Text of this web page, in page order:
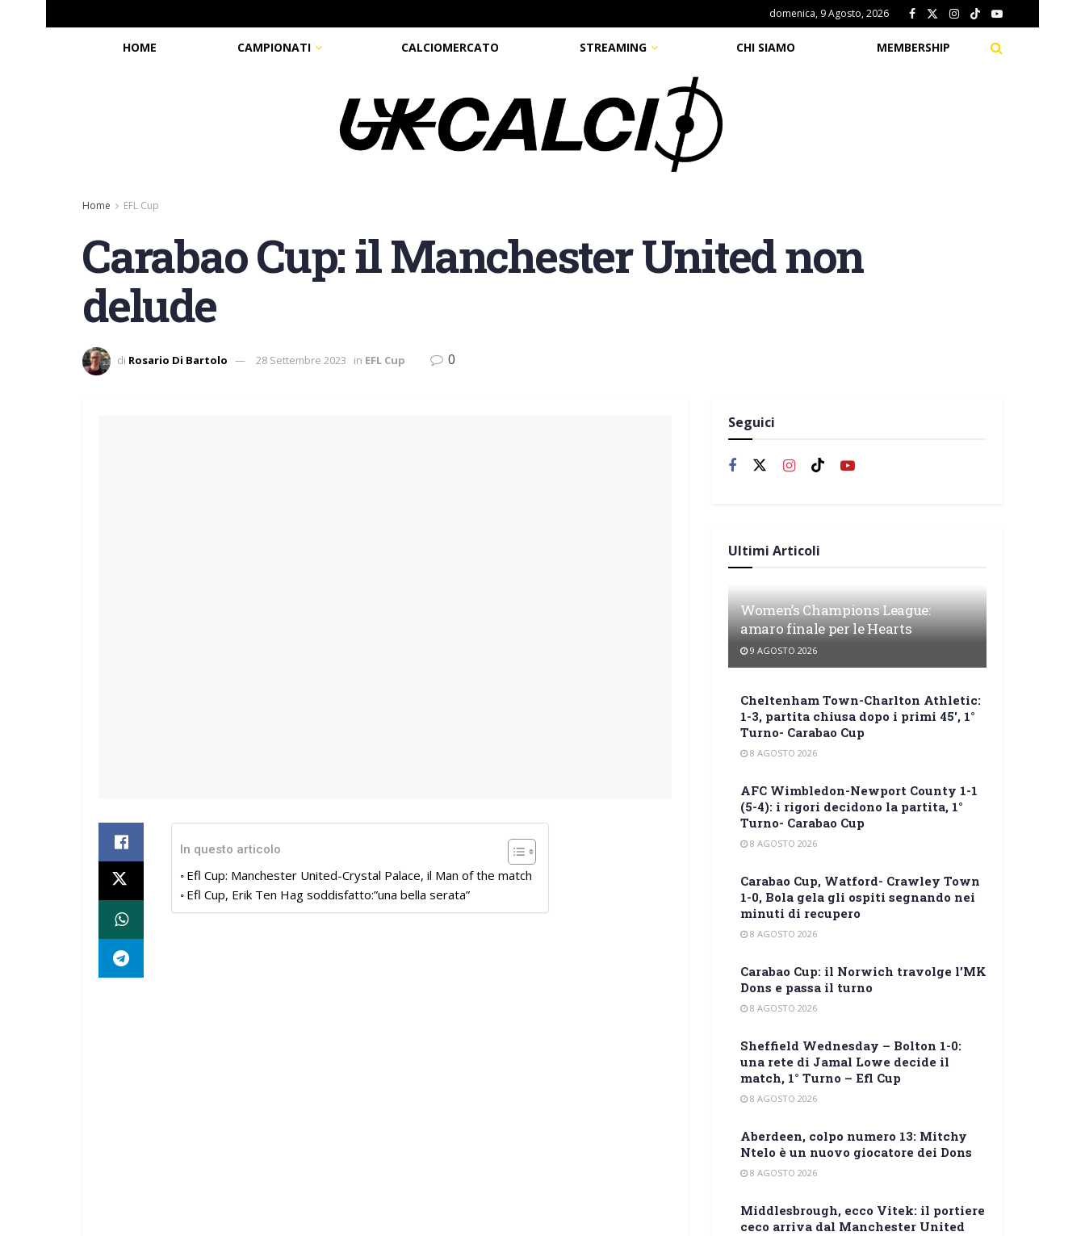
domenica, 9 Agosto, 2026
HOME CAMPIONATI CALCIOMERCATO STREAMING CHI SIAMO MEMBERSHIP
Home EFL Cup
Carabao Cup: il Manchester United non
delude
di Rosario Di Bartolo 28 Settembre 2023 in EFL Cup 0
In questo articolo
Efl Cup: Manchester United-Crystal Palace, il Man of the match
Efl Cup, Erik Ten Hag soddisfatto:”una bella serata”
Seguici
Ultimi Articoli
Women’s Champions League:
amaro finale per le Hearts
9 AGOSTO 2026
Cheltenham Town-Charlton Athletic:
1-3, partita chiusa dopo i primi 45′, 1°
Turno- Carabao Cup
8 AGOSTO 2026
AFC Wimbledon-Newport County 1-1
(5-4): i rigori decidono la partita, 1°
Turno- Carabao Cup
8 AGOSTO 2026
Carabao Cup, Watford- Crawley Town
1-0, Bola gela gli ospiti segnando nei
minuti di recupero
8 AGOSTO 2026
Carabao Cup: il Norwich travolge l’MK
Dons e passa il turno
8 AGOSTO 2026
Sheffield Wednesday – Bolton 1-0:
una rete di Jamal Lowe decide il
match, 1° Turno – Efl Cup
8 AGOSTO 2026
Aberdeen, colpo numero 13: Mitchy
Ntelo è un nuovo giocatore dei Dons
8 AGOSTO 2026
Middlesbrough, ecco Vitek: il portiere
ceco arriva dal Manchester United